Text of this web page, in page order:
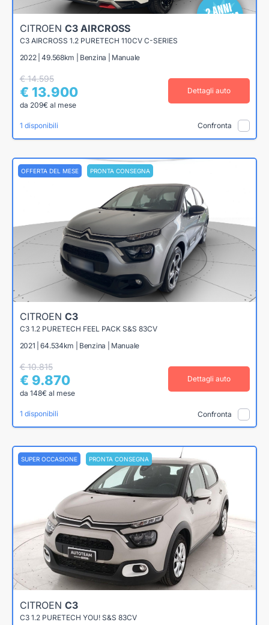
CITROEN C3 AIRCROSS
C3 AIRCROSS 1.2 PURETECH 110CV C-SERIES
2022 | 49.568km | Benzina | Manuale
€ 14.595
€ 13.900
da 209€ al mese
Dettagli auto
1 disponibili Confronta
OFFERTA DEL MESE PRONTA CONSEGNA
CITROEN C3
C3 1.2 PURETECH FEEL PACK S&S 83CV
2021 | 64.534km | Benzina | Manuale
€ 10.815
€ 9.870
da 148€ al mese
Dettagli auto
1 disponibili Confronta
SUPER OCCASIONE PRONTA CONSEGNA
CITROEN C3
C3 1.2 PURETECH YOU! S&S 83CV